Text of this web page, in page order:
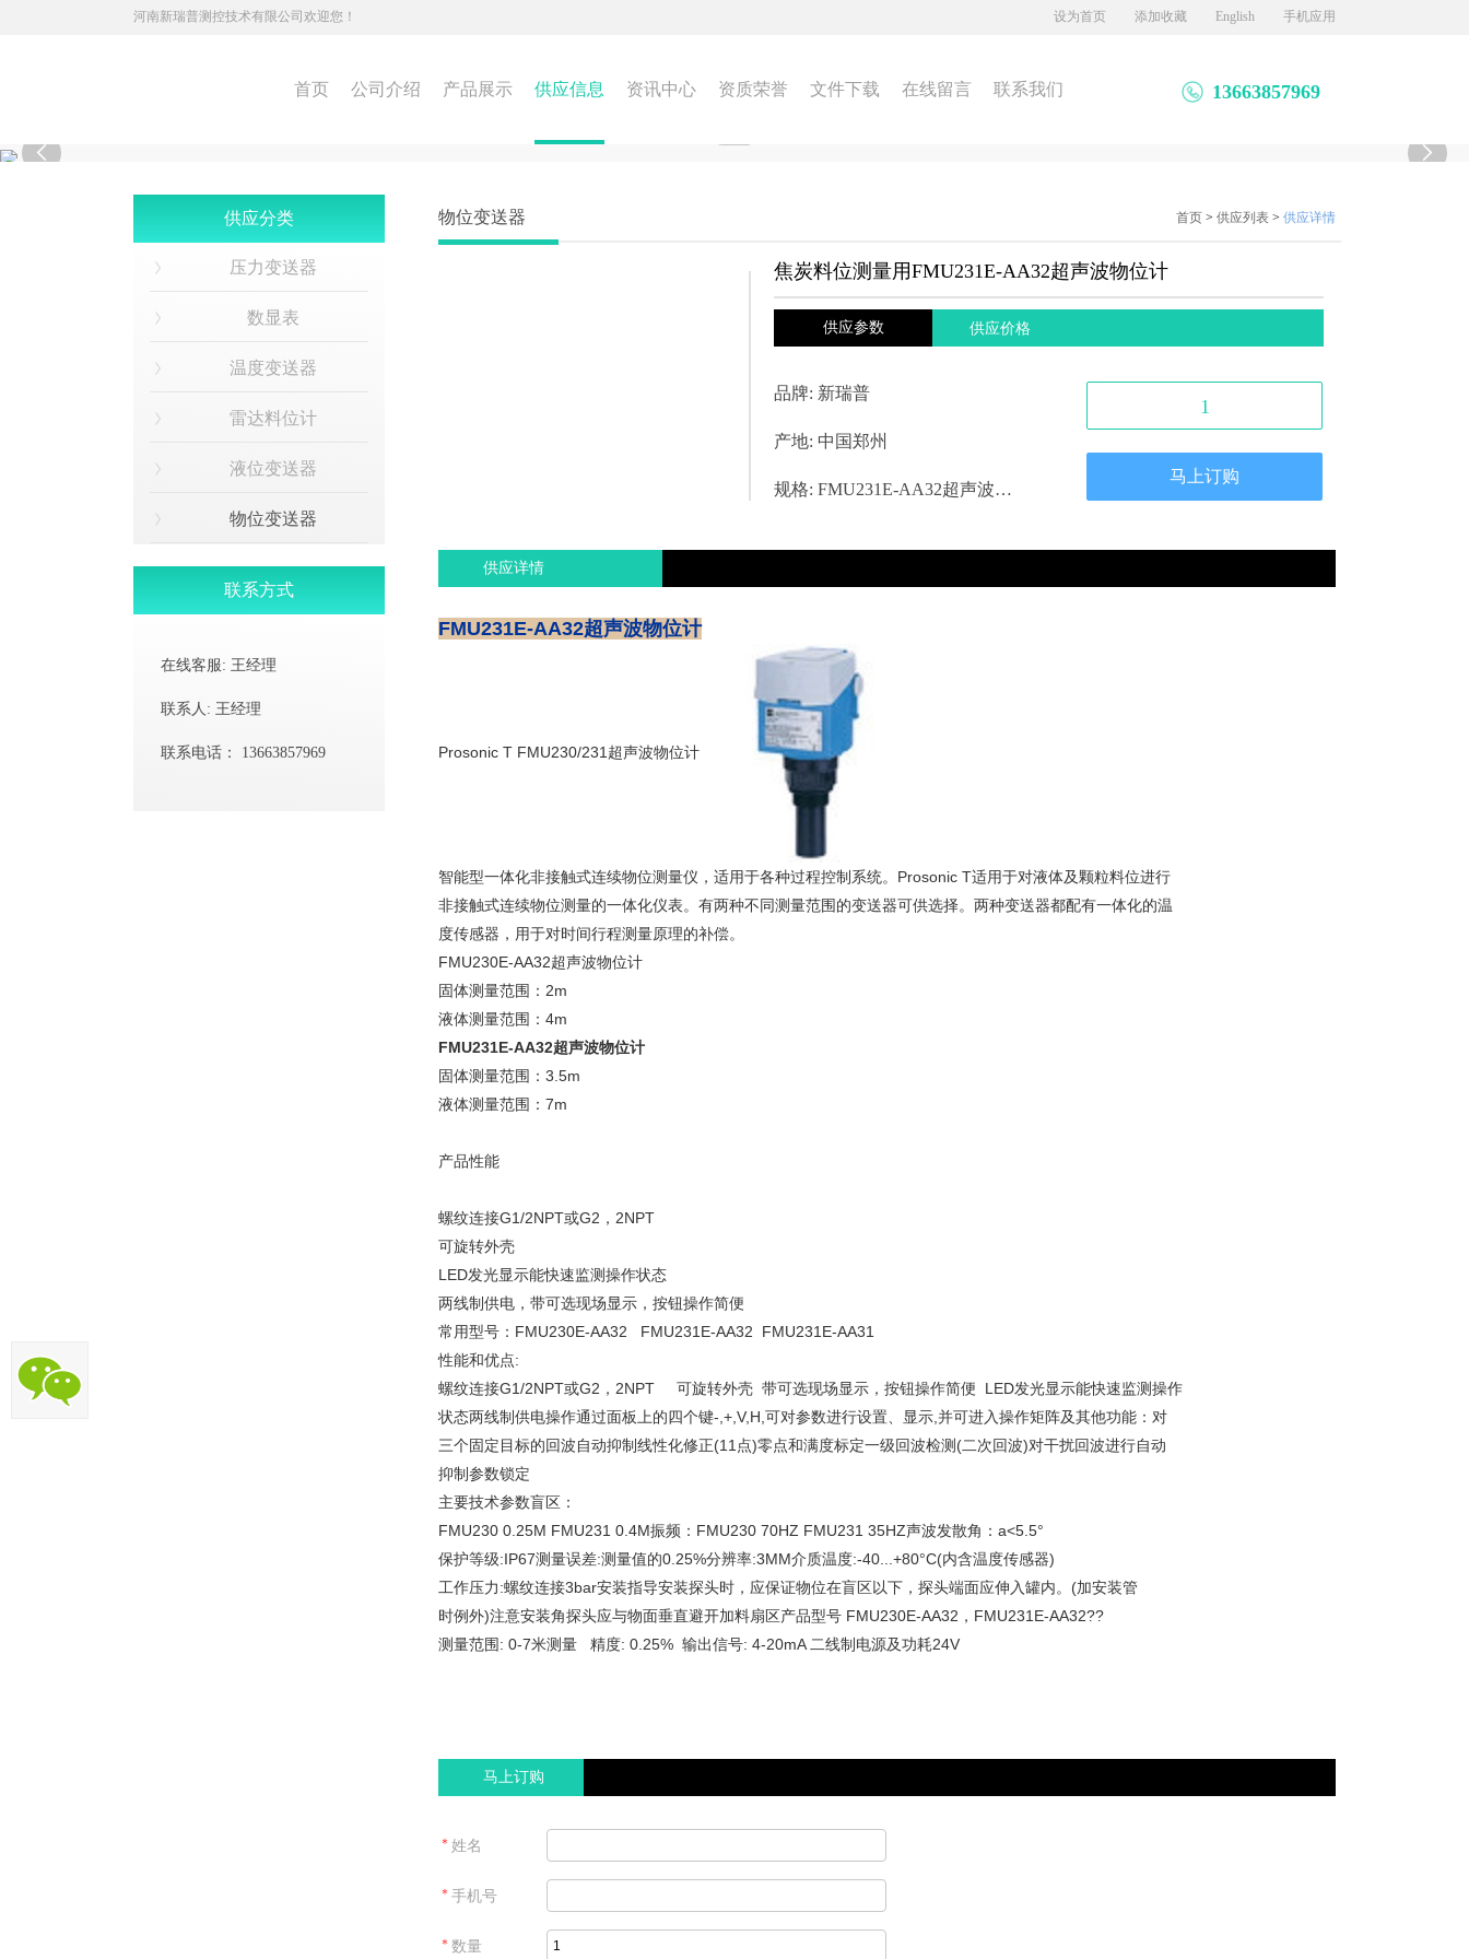
河南新瑞普测控技术有限公司欢迎您！ 设为首页 添加收藏 English 手机应用
首页 公司介绍 产品展示 供应信息 资讯中心 资质荣誉 文件下载 在线留言 联系我们 13663857969
 
供应分类
压力变送器
数显表
温度变送器
雷达料位计
液位变送器
物位变送器
联系方式
在线客服: 王经理
联系人: 王经理
联系电话： 13663857969
物位变送器 首页 > 供应列表 > 供应详情
焦炭料位测量用FMU231E-AA32超声波物位计
供应参数 供应价格
品牌: 新瑞普
产地: 中国郑州
规格: FMU231E-AA32超声波物位计
1
马上订购
供应详情
FMU231E-AA32超声波物位计
Prosonic T FMU230/231超声波物位计
智能型一体化非接触式连续物位测量仪，适用于各种过程控制系统。Prosonic T适用于对液体及颗粒料位进行
非接触式连续物位测量的一体化仪表。有两种不同测量范围的变送器可供选择。两种变送器都配有一体化的温
度传感器，用于对时间行程测量原理的补偿。
FMU230E-AA32超声波物位计
固体测量范围：2m
液体测量范围：4m
FMU231E-AA32超声波物位计
固体测量范围：3.5m
液体测量范围：7m
产品性能
螺纹连接G1/2NPT或G2，2NPT
可旋转外壳
LED发光显示能快速监测操作状态
两线制供电，带可选现场显示，按钮操作简便
常用型号：FMU230E-AA32 FMU231E-AA32 FMU231E-AA31
性能和优点:
螺纹连接G1/2NPT或G2，2NPT 可旋转外壳 带可选现场显示，按钮操作简便 LED发光显示能快速监测操作
状态两线制供电操作通过面板上的四个键-,+,V,H,可对参数进行设置、显示,并可进入操作矩阵及其他功能：对
三个固定目标的回波自动抑制线性化修正(11点)零点和满度标定一级回波检测(二次回波)对干扰回波进行自动
抑制参数锁定
主要技术参数盲区：
FMU230 0.25M FMU231 0.4M振频：FMU230 70HZ FMU231 35HZ声波发散角：а<5.5°
保护等级:IP67测量误差:测量值的0.25%分辨率:3MM介质温度:-40...+80°C(内含温度传感器)
工作压力:螺纹连接3bar安装指导安装探头时，应保证物位在盲区以下，探头端面应伸入罐内。(加安装管
时例外)注意安装角探头应与物面垂直避开加料扇区产品型号 FMU230E-AA32，FMU231E-AA32??
测量范围: 0-7米测量 精度: 0.25% 输出信号: 4-20mA 二线制电源及功耗24V
马上订购
＊ 姓名
＊ 手机号
＊ 数量